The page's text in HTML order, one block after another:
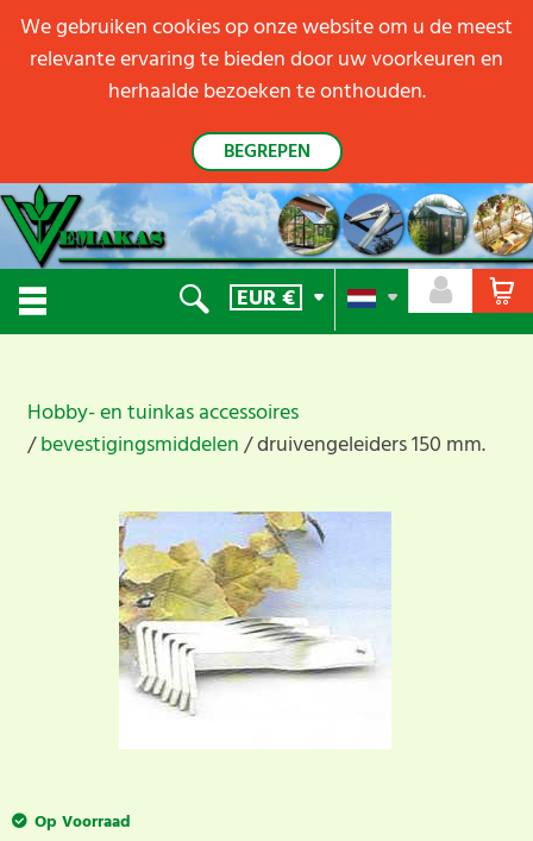
EUR€
Hobby- en tuinkas accessoires
bevestigingsmiddelen druivengeleiders 150 mm.
Op Voorraad
We gebruiken cookies op onze website om u de meest
relevante ervaring te bieden door uw voorkeuren en
herhaalde bezoeken te onthouden.
BEGREPEN